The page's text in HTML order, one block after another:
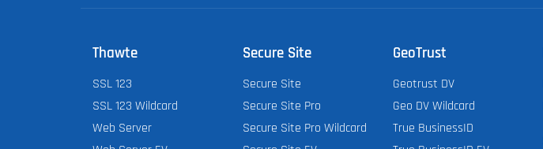
Thawte
SSL 123
SSL 123 Wildcard
Web Server
Secure Site
Secure Site
Secure Site Pro
Secure Site Pro Wildcard
GeoTrust
Geotrust DV
Geo DV Wildcard
True BusinessID